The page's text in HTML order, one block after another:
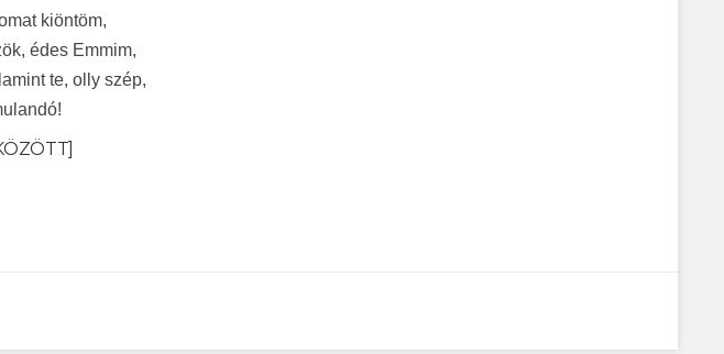
kiöntöm,
édes Emmim,
te, olly szép,